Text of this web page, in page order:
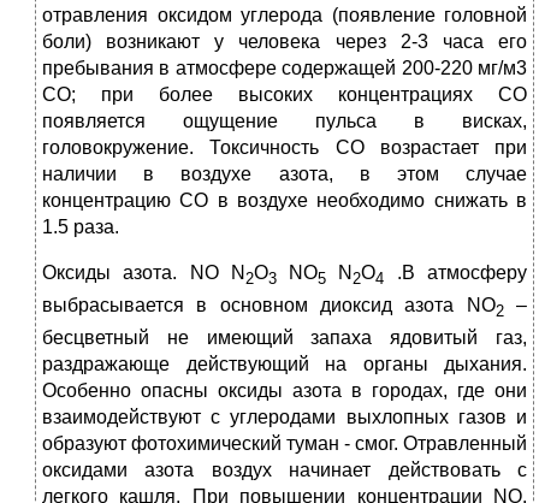
отравления оксидом углерода (появление головной
боли) возникают у человека через 2-3 часа его
пребывания в атмосфере содержащей 200-220 мг/м3
СО; при более высоких концентрациях СО
появляется ощущение пульса в висках,
головокружение. Токсичность СО возрастает при
наличии в воздухе азота, в этом случае
концентрацию СО в воздухе необходимо снижать в
1.5 раза.
Оксиды азота. NO N 2O3NO5 N 2O4 .В атмосферу
выбрасывается в основном диоксид азота NO2–
бесцветный не имеющий запаха ядовитый газ,
раздражающе действующий на органы дыхания.
Особенно опасны оксиды азота в городах, где они
взаимодействуют с углеродами выхлопных газов и
образуют фотохимический туман - смог. Отравленный
оксидами азота воздух начинает действовать с
легкого кашля. При повышении концентрации NO,